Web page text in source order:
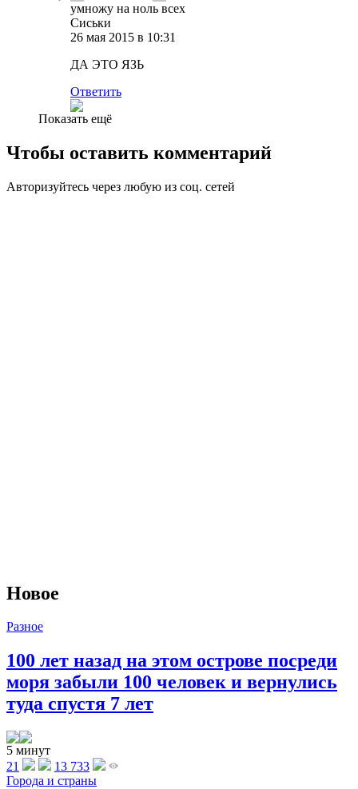
умножу на ноль всех
Сиськи
26 мая 2015 в 10:31
ДА ЭТО ЯЗЬ
Ответить
Показать ещё
Чтобы оставить комментарий
Авторизуйтесь через любую из соц. сетей
Новое
Разное
100 лет назад на этом острове посреди
моря забыли 100 человек и вернулись
туда спустя 7 лет
5 минут
21
13 733
Города и страны